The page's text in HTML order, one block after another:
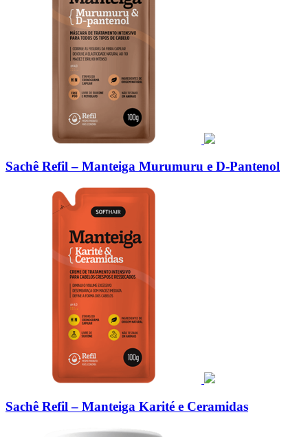
Sachê Refil – Manteiga Murumuru e D-Pantenol
Sachê Refil – Manteiga Karité e Ceramidas